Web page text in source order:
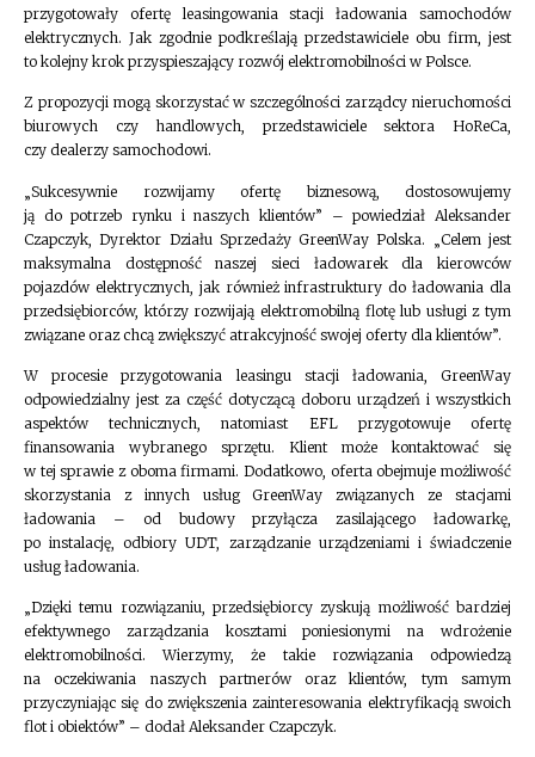
przygotowały ofertę leasingowania stacji ładowania samochodów
elektrycznych. Jak zgodnie podkreślają przedstawiciele obu firm, jest
to kolejny krok przyspieszający rozwój elektromobilności w Polsce.
Z propozycji mogą skorzystać w szczególności zarządcy nieruchomości
biurowych czy handlowych, przedstawiciele sektora HoReCa,
czy dealerzy samochodowi.
„Sukcesywnie rozwijamy ofertę biznesową, dostosowujemy
ją do potrzeb rynku i naszych klientów” – powiedział Aleksander
Czapczyk, Dyrektor Działu Sprzedaży GreenWay Polska. „Celem jest
maksymalna dostępność naszej sieci ładowarek dla kierowców
pojazdów elektrycznych, jak również infrastruktury do ładowania dla
przedsiębiorców, którzy rozwijają elektromobilną flotę lub usługi z tym
związane oraz chcą zwiększyć atrakcyjność swojej oferty dla klientów”.
W procesie przygotowania leasingu stacji ładowania, GreenWay
odpowiedzialny jest za część dotyczącą doboru urządzeń i wszystkich
aspektów technicznych, natomiast EFL przygotowuje ofertę
finansowania wybranego sprzętu. Klient może kontaktować się
w tej sprawie z oboma firmami. Dodatkowo, oferta obejmuje możliwość
skorzystania z innych usług GreenWay związanych ze stacjami
ładowania – od budowy przyłącza zasilającego ładowarkę,
po instalację, odbiory UDT, zarządzanie urządzeniami i świadczenie
usług ładowania.
„Dzięki temu rozwiązaniu, przedsiębiorcy zyskują możliwość bardziej
efektywnego zarządzania kosztami poniesionymi na wdrożenie
elektromobilności. Wierzymy, że takie rozwiązania odpowiedzą
na oczekiwania naszych partnerów oraz klientów, tym samym
przyczyniając się do zwiększenia zainteresowania elektryfikacją swoich
flot i obiektów” – dodał Aleksander Czapczyk.